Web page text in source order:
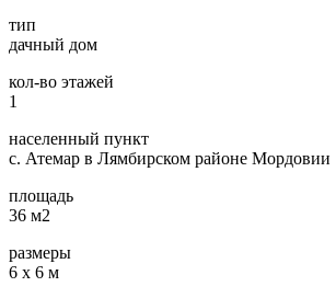
тип
дачный дом
кол-во этажей
1
населенный пункт
с. Атемар в Лямбирском районе Мордовии
площадь
36 м2
размеры
6 х 6 м